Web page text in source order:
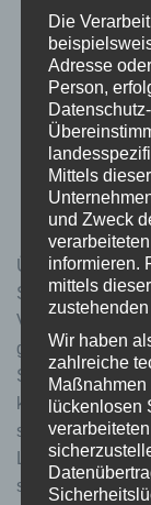
Übersicht
Schon zur
VOLspeed-
glänzen. Es
Speed-Limit
konnte. Auch
sanfteres
Limits, war
Die
Adresse
Person,
Mittels
und Zweck
informieren.
mittels
Wir haben
zahlreiche
lückenlosen